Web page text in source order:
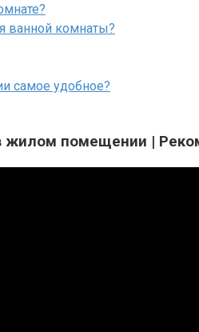
ванной комнаты?
самое удобное?
помещении |